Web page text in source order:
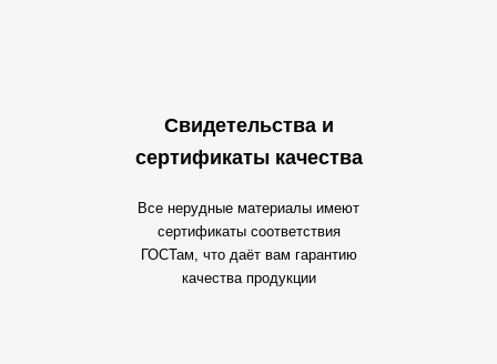
Свидетельства и
сертификаты качества
Все нерудные материалы имеют
сертификаты соответствия
ГОСТам, что даёт вам гарантию
качества продукции